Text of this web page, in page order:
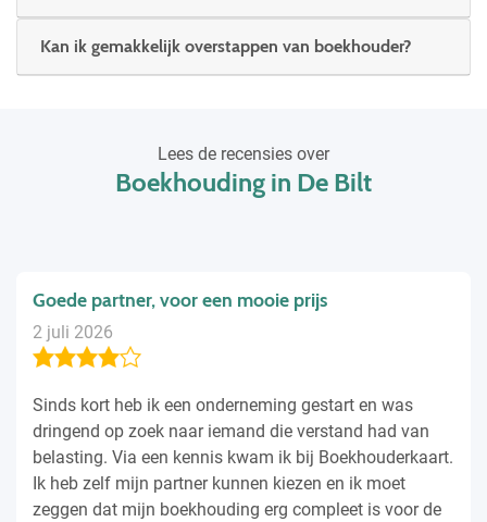
Kan ik gemakkelijk overstappen van boekhouder?
Lees de recensies over
Boekhouding in De Bilt
Goede partner, voor een mooie prijs
2 juli 2026
Sinds kort heb ik een onderneming gestart en was
dringend op zoek naar iemand die verstand had van
belasting. Via een kennis kwam ik bij Boekhouderkaart.
Ik heb zelf mijn partner kunnen kiezen en ik moet
zeggen dat mijn boekhouding erg compleet is voor de